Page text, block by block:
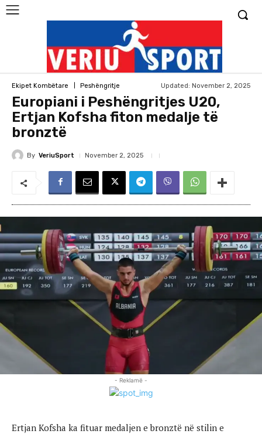
Ekipet Kombëtare Peshëngritje Updated: November 2, 2025
Europiani i Peshëngritjes U20,
Ertjan Kofsha fiton medalje të
bronztë
By VeriuSport November 2, 2025
- Reklamë -
Ertjan Kofsha ka fituar medaljen e bronztë në stilin e